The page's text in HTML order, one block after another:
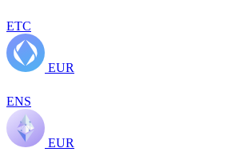
ETC
EUR
ENS
EUR